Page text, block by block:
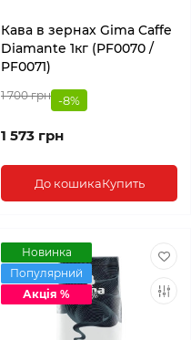
Кава в зернах Gima Caffe
Diamante 1кг (PF0070 /
PF0071)
1 700 грн -8%
1 573 грн
До кошикаКупить
Новинка
Популярний
Акція %